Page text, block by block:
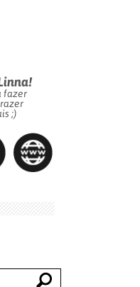
fazer
;)